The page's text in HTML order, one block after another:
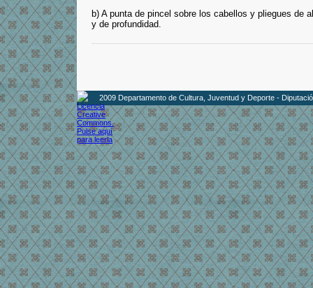
b) A punta de pincel sobre los cabellos y pliegues de
y de profundidad.
2009 Departamento de Cultura, Juventud y Deporte -